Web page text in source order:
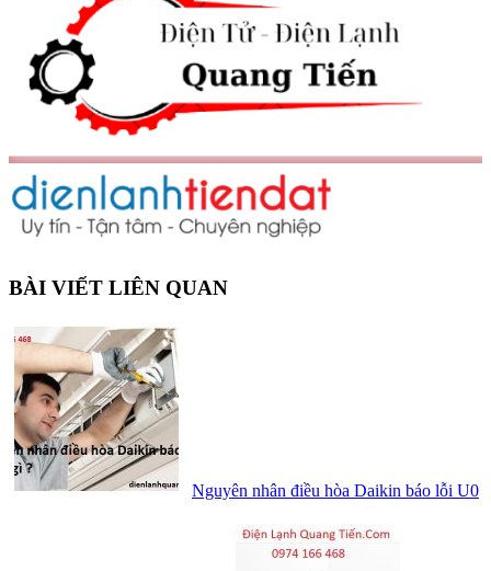
BÀI VIẾT LIÊN QUAN
Nguyên nhân điều hòa Daikin báo lỗi U0